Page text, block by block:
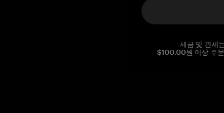
세금 및 관세
$100.00원 이상 주